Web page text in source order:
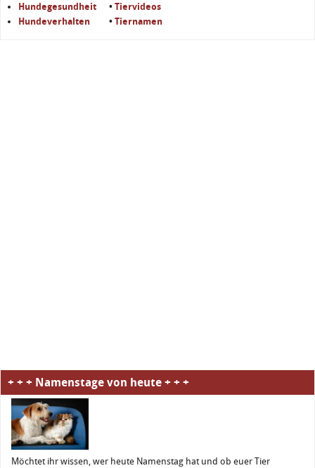
Hundegesundheit • Tiervideos
Hundeverhalten • Tiernamen
+ + + Namenstage von heute + + +
Möchtet ihr wissen, wer heute Namenstag hat und ob euer Tier